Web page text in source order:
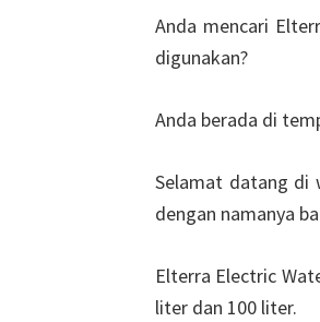
Anda mencari
digunakan?
Anda berada di
Selamat datang di
dengan namanya
Elterra Electric
liter dan 100 liter.